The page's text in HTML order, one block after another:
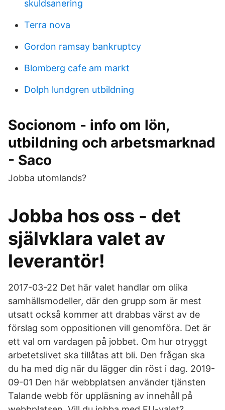
skuldsanering
Terra nova
Gordon ramsay bankruptcy
Blomberg cafe am markt
Dolph lundgren utbildning
Socionom - info om lön,
utbildning och arbetsmarknad
- Saco
Jobba utomlands?
Jobba hos oss - det
självklara valet av
leverantör!
2017-03-22 Det här valet handlar om olika
samhällsmodeller, där den grupp som är mest
utsatt också kommer att drabbas värst av de
förslag som oppositionen vill genomföra. Det är
ett val om vardagen på jobbet. Om hur otryggt
arbetetslivet ska tillåtas att bli. Den frågan ska
du ha med dig när du lägger din röst i dag. 2019-
09-01 Den här webbplatsen använder tjänsten
Talande webb för uppläsning av innehåll på